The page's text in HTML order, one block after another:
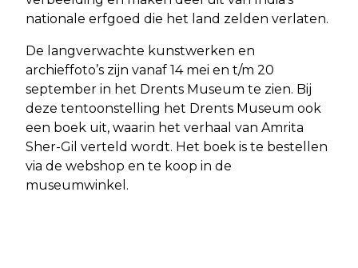
nationale erfgoed die het land zelden verlaten.
De langverwachte kunstwerken en
archieffoto’s zijn vanaf 14 mei en t/m 20
september in het Drents Museum te zien. Bij
deze tentoonstelling het Drents Museum ook
een boek uit, waarin het verhaal van Amrita
Sher-Gil verteld wordt. Het boek is te bestellen
via de webshop en te koop in de
museumwinkel.